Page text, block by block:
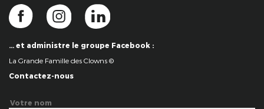
… et administre le groupe Facebook :
La Grande Famille des Clowns ©
Contactez-nous